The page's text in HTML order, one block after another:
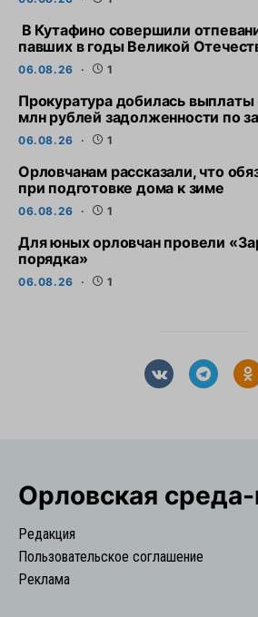
В Кутафино совершили
павших в годы Великой
06.08.26 1
Прокуратура добилась
млн рублей задолженности по
06.08.26 1
Орловчанам рассказали, что
при подготовке дома к зиме
06.08.26 1
Для юных орловчан провели
порядка»
06.08.26 1
Орловская
Редакция
Пользовательское соглашение
Реклама